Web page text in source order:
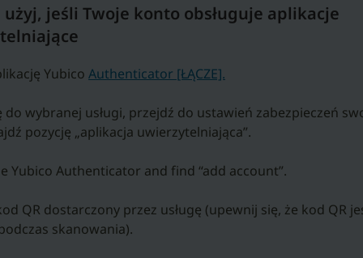
użyj, jeśli Twoje konto obsługuje aplikacje
Yubico Authenticator [ŁĄCZE].
do wybranej usługi, przejdź do ustawień zabezpieczeń
pozycję „aplikacja uwierzytelniająca”.
Yubico Authenticator and find “add account”.
QR dostarczony przez usługę (upewnij się, że kod QR
skanowania).